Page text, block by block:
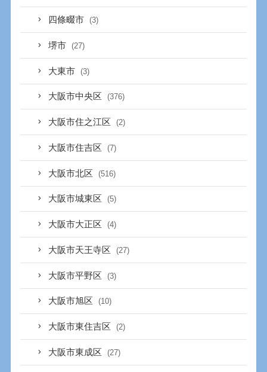
四條畷市 (3)
堺市 (27)
大東市 (3)
大阪市中央区 (376)
大阪市住之江区 (2)
大阪市住吉区 (7)
大阪市北区 (516)
大阪市城東区 (5)
大阪市大正区 (4)
大阪市天王寺区 (27)
大阪市平野区 (3)
大阪市旭区 (10)
大阪市東住吉区 (2)
大阪市東成区 (27)